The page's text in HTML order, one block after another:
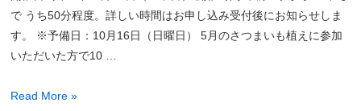
イ
フ
ラ
ワ
で
で うち50分程度。詳しい時間はお申し込み受付後にお知らせしま
す。 ※予備日：10月16日（日曜日） 5月のさつまいも植えに参加
いただいた方で10 …
【10
Read More »